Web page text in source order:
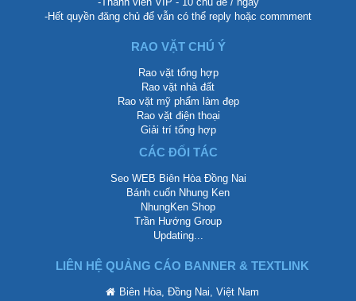
-Hết quyền đăng chủ để vẫn có thể reply hoặc commment
RAO VẶT CHÚ Ý
Rao vặt tổng hợp
Rao vặt nhà đất
Rao vặt mỹ phẩm làm đẹp
Rao vặt điện thoại
Giải trí tổng hợp
CÁC ĐỐI TÁC
Seo WEB Biên Hòa Đồng Nai
Bánh cuốn Nhung Ken
NhungKen Shop
Trần Hướng Group
Updating...
LIÊN HỆ QUẢNG CÁO BANNER & TEXTLINK
Biên Hòa, Đồng Nai, Việt Nam